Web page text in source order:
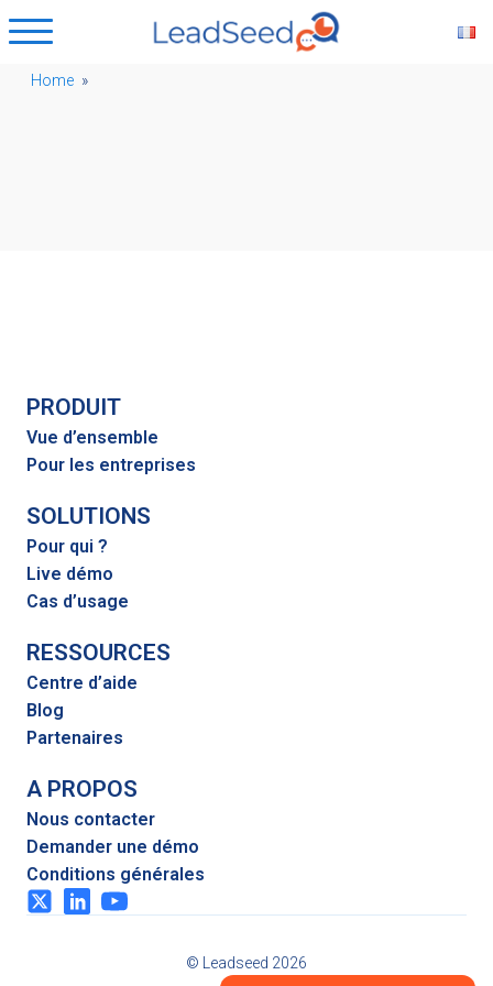
Home »
PRODUIT
Vue d’ensemble
Pour les entreprises
SOLUTIONS
Pour qui ?
Live démo
Cas d’usage
RESSOURCES
Centre d’aide
Blog
Partenaires
A PROPOS
Nous contacter
Demander une démo
Conditions générales
© Leadseed 2026